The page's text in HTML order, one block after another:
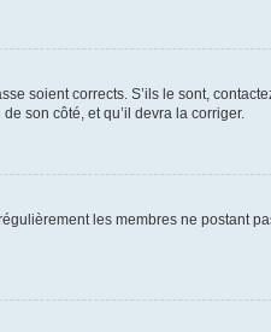
soient corrects. S’ils le sont,
son côté, et qu’il devra la corriger.
les membres ne postant